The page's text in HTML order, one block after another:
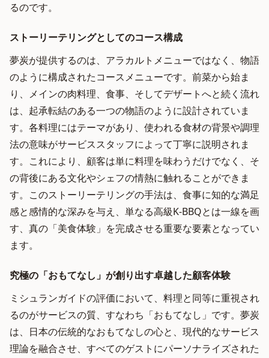
るのです。
ストーリーテリングとしてのコース構成
夢炭が提供するのは、アラカルトメニューではなく、物語
のように構成されたコースメニューです。前菜から始ま
り、メインの肉料理、食事、そしてデザートへと続く流れ
は、起承転結のある一つの物語のように設計されていま
す。各料理にはテーマがあり、使われる食材の背景や調理
法の意味がサービススタッフによって丁寧に説明されま
す。これにより、顧客は単に料理を味わうだけでなく、そ
の背後にある文化やシェフの情熱に触れることができま
す。このストーリーテリングの手法は、食事に知的な満足
感と感情的な深みを与え、単なる高級K-BBQとは一線を画
す、真の「美食体験」を完成させる重要な要素となってい
ます。
究極の「おもてなし」が創り出す卓越した顧客体験
ミシュランガイドの評価において、料理と同等に重視され
るのがサービスの質、すなわち「おもてなし」です。夢炭
は、日本の伝統的なおもてなしの心と、現代的なサービス
理論を融合させ、すべてのゲストにパーソナライズされた